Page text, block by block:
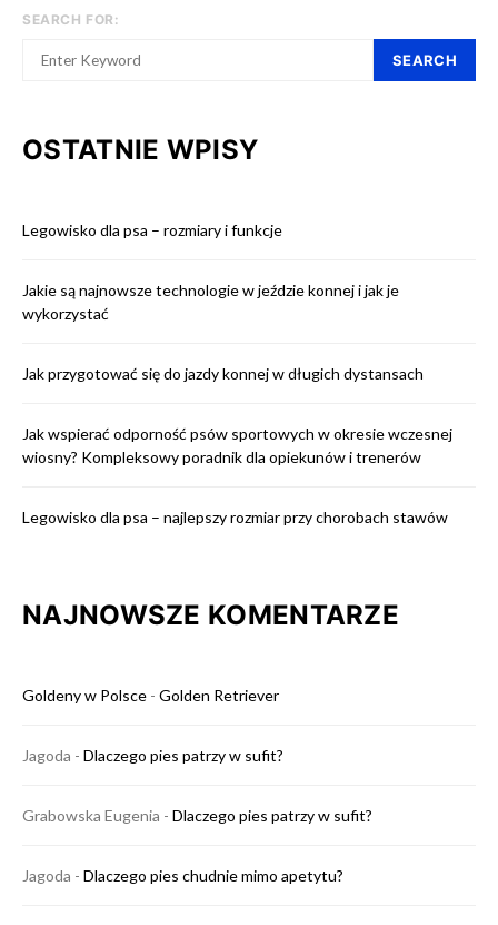
SEARCH FOR:
SEARCH
OSTATNIE WPISY
Legowisko dla psa – rozmiary i funkcje
Jakie są najnowsze technologie w jeździe konnej i jak je
wykorzystać
Jak przygotować się do jazdy konnej w długich dystansach
Jak wspierać odporność psów sportowych w okresie wczesnej
wiosny? Kompleksowy poradnik dla opiekunów i trenerów
Legowisko dla psa – najlepszy rozmiar przy chorobach stawów
NAJNOWSZE KOMENTARZE
Goldeny w Polsce - Golden Retriever
Jagoda - Dlaczego pies patrzy w sufit?
Grabowska Eugenia - Dlaczego pies patrzy w sufit?
Jagoda - Dlaczego pies chudnie mimo apetytu?